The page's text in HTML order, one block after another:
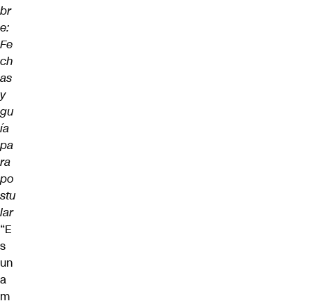
br
e:
Fe
ch
as
y
gu
ía
pa
ra
po
stu
lar
“E
s
un
a
m